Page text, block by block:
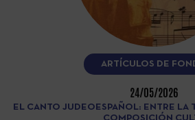
ARTÍCULOS DE
24/05/2026
EL CANTO JUDEOESPAÑOL: ENTRE LA
COMPOSICIÓN